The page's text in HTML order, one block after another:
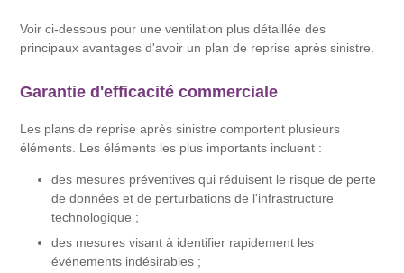
Voir ci-dessous pour une ventilation plus détaillée des
principaux avantages d'avoir un plan de reprise après sinistre.
Garantie d'efficacité commerciale
Les plans de reprise après sinistre comportent plusieurs
éléments. Les éléments les plus importants incluent :
des mesures préventives qui réduisent le risque de perte
de données et de perturbations de l'infrastructure
technologique ;
des mesures visant à identifier rapidement les
événements indésirables ;